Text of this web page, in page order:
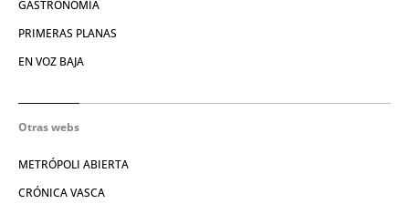
GASTRONOMÍA
PRIMERAS PLANAS
EN VOZ BAJA
Otras webs
METRÓPOLI ABIERTA
CRÓNICA VASCA